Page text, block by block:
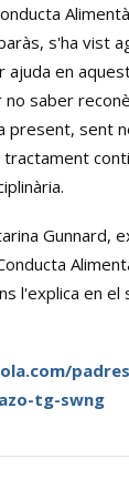
s'ha vist
ajuda en
no saber
present, sent
Gunnard,
l'explica en el
tg-swng